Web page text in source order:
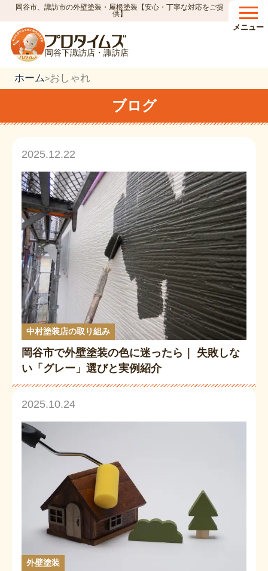
岡谷市、諏訪市の外壁塗装・屋根塗装【安心・丁寧な対応をご提
供】
岡谷下諏訪店・諏訪店
メニュー
ホーム>おしゃれ
ブログ
2025.12.22
中村塗装店の取り組み
岡谷市で外壁塗装の色に迷ったら｜ 失敗しな
い「グレー」選びと実例紹介
2025.10.24
外壁塗装